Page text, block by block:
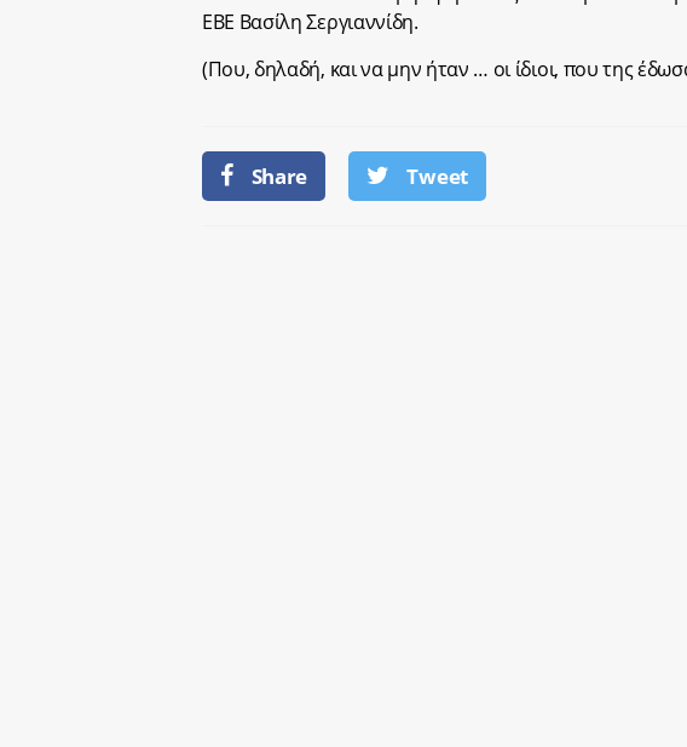
ΕΒΕ Βασίλη Σεργιαννίδη.
(Που, δηλαδή, και να μην ήταν … οι ίδιοι, που της
Share Tweet